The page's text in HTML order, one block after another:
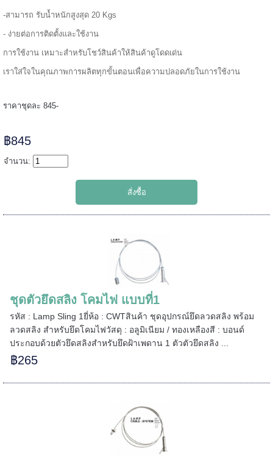
-สามารถ รับน้ำหนักสูงสุด 20 Kgs
- ง่ายต่อการติดตั้งและใช้งาน
การใช้งาน เหมาะสำหรับโชว์สินค้าให้สินค้าดูโดดเด่น
เราใส่ใจในคุณภาพการผลิตทุกขั้นตอนเพื่อความปลอดภัยในการใช้งาน
ราคาชุดละ 845-
฿845
จำนวน:
ชุดตัวยึดสลิง โคมไฟ แบบที่1
รหัส : Lamp Sling 1ยี่ห้อ : CWTสินค้า ชุดอุปกรณ์ยึดลวดสลิง พร้อม
ลวดสลิง สำหรับยึดโคมไฟวัสดุ : อลูมิเนียม / ทองเหลืองสี : บอนด์
ประกอบด้วยตัวยึดสลิงสำหรับยึดฝ้าเพดาน 1 ตัวตัวยึดสลิง ...
฿265